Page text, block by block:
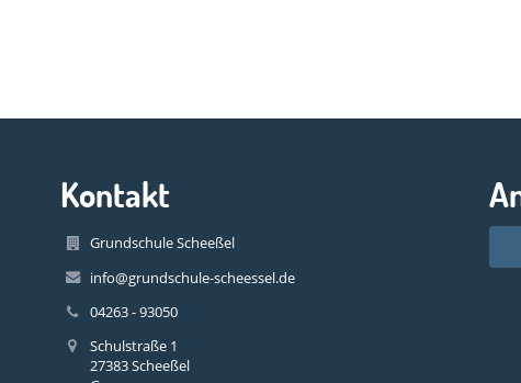
Kontakt
Grundschule Scheeßel
info@grundschule-scheessel.de
04263 - 93050
Schulstraße 1
27383 Scheeßel